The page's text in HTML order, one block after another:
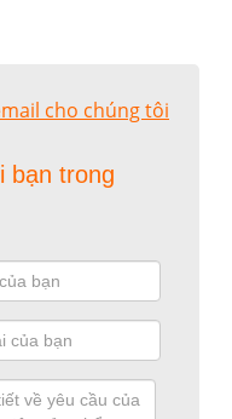
cho chúng tôi
bạn trong